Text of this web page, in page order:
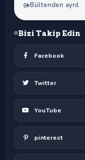
Bültenden ayrıl
Bizi Takip Edin
Facebook
Twitter
YouTube
pinterest